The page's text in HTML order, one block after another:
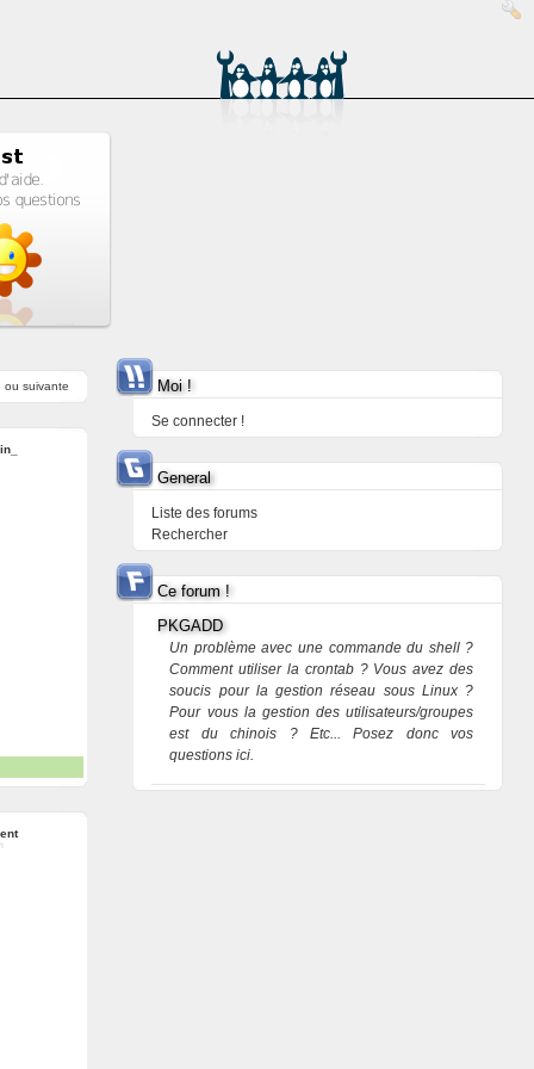
ou suivante Moi !
Se connecter !
General
Liste des forums
Rechercher
Ce forum !
PKGADD
Un problème avec une commande du shell ?
Comment utiliser la crontab ? Vous avez des
soucis pour la gestion réseau sous Linux ?
Pour vous la gestion des utilisateurs/groupes
est du chinois ? Etc... Posez donc vos
questions ici.